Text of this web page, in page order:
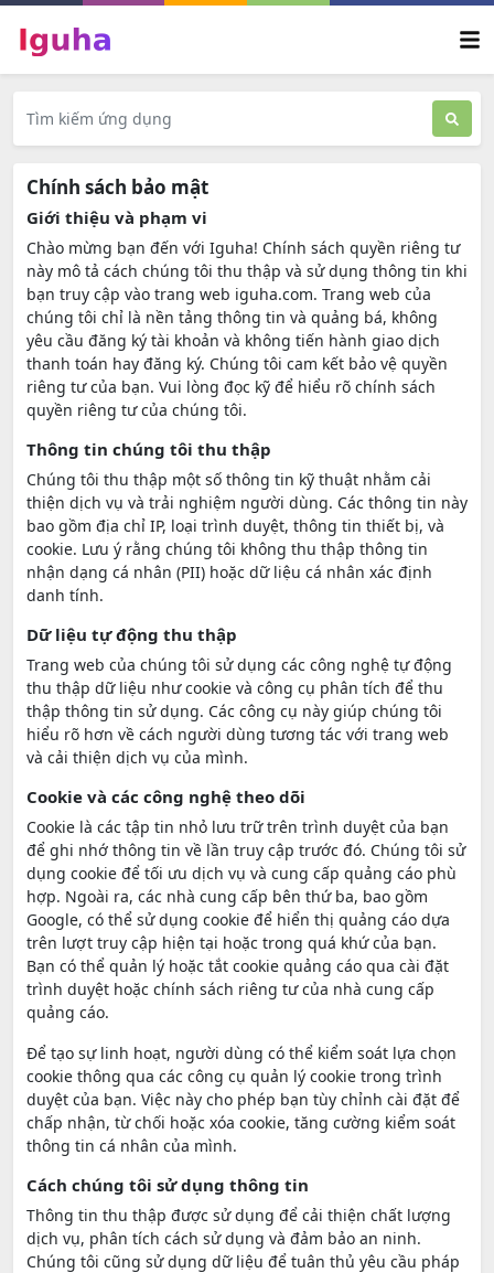
Chính sách bảo mật
Giới thiệu và phạm vi
Chào mừng bạn đến với Iguha! Chính sách quyền riêng tư
này mô tả cách chúng tôi thu thập và sử dụng thông tin khi
bạn truy cập vào trang web iguha.com. Trang web của
chúng tôi chỉ là nền tảng thông tin và quảng bá, không
yêu cầu đăng ký tài khoản và không tiến hành giao dịch
thanh toán hay đăng ký. Chúng tôi cam kết bảo vệ quyền
riêng tư của bạn. Vui lòng đọc kỹ để hiểu rõ chính sách
quyền riêng tư của chúng tôi.
Thông tin chúng tôi thu thập
Chúng tôi thu thập một số thông tin kỹ thuật nhằm cải
thiện dịch vụ và trải nghiệm người dùng. Các thông tin này
bao gồm địa chỉ IP, loại trình duyệt, thông tin thiết bị, và
cookie. Lưu ý rằng chúng tôi không thu thập thông tin
nhận dạng cá nhân (PII) hoặc dữ liệu cá nhân xác định
danh tính.
Dữ liệu tự động thu thập
Trang web của chúng tôi sử dụng các công nghệ tự động
thu thập dữ liệu như cookie và công cụ phân tích để thu
thập thông tin sử dụng. Các công cụ này giúp chúng tôi
hiểu rõ hơn về cách người dùng tương tác với trang web
và cải thiện dịch vụ của mình.
Cookie và các công nghệ theo dõi
Cookie là các tập tin nhỏ lưu trữ trên trình duyệt của bạn
để ghi nhớ thông tin về lần truy cập trước đó. Chúng tôi sử
dụng cookie để tối ưu dịch vụ và cung cấp quảng cáo phù
hợp. Ngoài ra, các nhà cung cấp bên thứ ba, bao gồm
Google, có thể sử dụng cookie để hiển thị quảng cáo dựa
trên lượt truy cập hiện tại hoặc trong quá khứ của bạn.
Bạn có thể quản lý hoặc tắt cookie quảng cáo qua cài đặt
trình duyệt hoặc chính sách riêng tư của nhà cung cấp
quảng cáo.
Để tạo sự linh hoạt, người dùng có thể kiểm soát lựa chọn
cookie thông qua các công cụ quản lý cookie trong trình
duyệt của bạn. Việc này cho phép bạn tùy chỉnh cài đặt để
chấp nhận, từ chối hoặc xóa cookie, tăng cường kiểm soát
thông tin cá nhân của mình.
Cách chúng tôi sử dụng thông tin
Thông tin thu thập được sử dụng để cải thiện chất lượng
dịch vụ, phân tích cách sử dụng và đảm bảo an ninh.
Chúng tôi cũng sử dụng dữ liệu để tuân thủ yêu cầu pháp